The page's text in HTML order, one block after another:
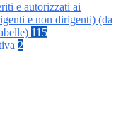
e autorizzati ai
e non dirigenti) (da
115
2